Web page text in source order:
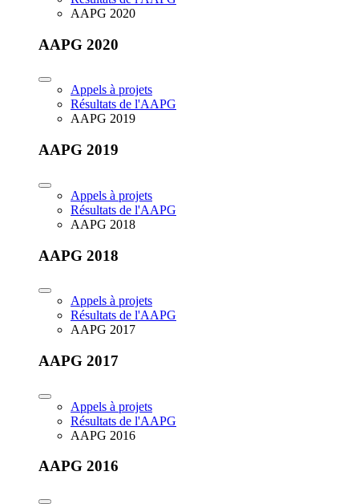
AAPG 2020
AAPG 2020
Appels à projets
Résultats de l'AAPG
AAPG 2019
AAPG 2019
Appels à projets
Résultats de l'AAPG
AAPG 2018
AAPG 2018
Appels à projets
Résultats de l'AAPG
AAPG 2017
AAPG 2017
Appels à projets
Résultats de l'AAPG
AAPG 2016
AAPG 2016